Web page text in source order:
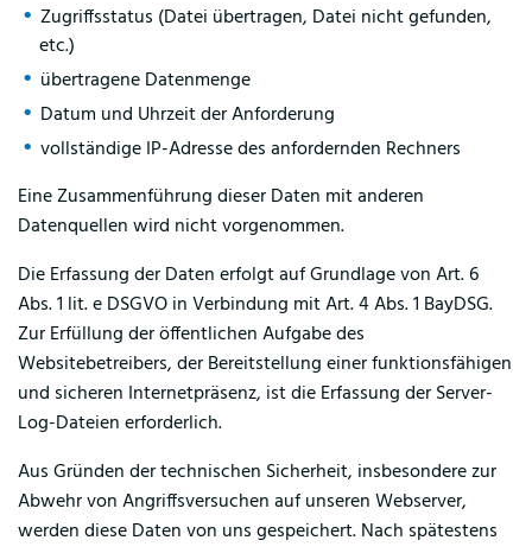
Zugriffsstatus (Datei übertragen, Datei nicht gefunden,
etc.)
übertragene Datenmenge
Datum und Uhrzeit der Anforderung
vollständige IP-Adresse des anfordernden Rechners
Eine Zusammenführung dieser Daten mit anderen
Datenquellen wird nicht vorgenommen.
Die Erfassung der Daten erfolgt auf Grundlage von Art. 6
Abs. 1 lit. e DSGVO in Verbindung mit Art. 4 Abs. 1 BayDSG.
Zur Erfüllung der öffentlichen Aufgabe des
Websitebetreibers, der Bereitstellung einer funktionsfähigen
und sicheren Internetpräsenz, ist die Erfassung der Server-
Log-Dateien erforderlich.
Aus Gründen der technischen Sicherheit, insbesondere zur
Abwehr von Angriffsversuchen auf unseren Webserver,
werden diese Daten von uns gespeichert. Nach spätestens